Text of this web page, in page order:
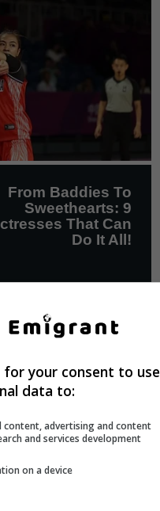
for your consent to use
data to:
content, advertising and content
and services development
on a device